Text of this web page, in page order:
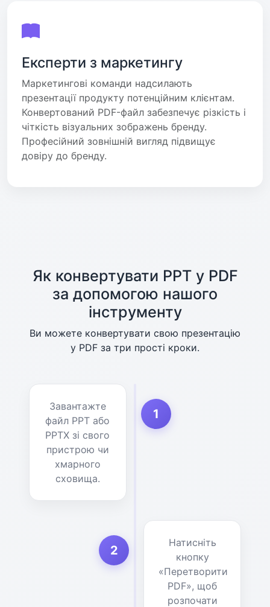
Експерти з маркетингу
Маркетингові команди надсилають
презентації продукту потенційним клієнтам.
Конвертований PDF-файл забезпечує різкість і
чіткість візуальних зображень бренду.
Професійний зовнішній вигляд підвищує
довіру до бренду.
Як конвертувати PPT у PDF
за допомогою нашого
інструменту
Ви можете конвертувати свою презентацію
у PDF за три прості кроки.
1
Завантажте
файл PPT або
PPTX зі свого
пристрою чи
хмарного
сховища.
2
Натисніть
кнопку
«Перетворити
PDF», щоб
розпочати